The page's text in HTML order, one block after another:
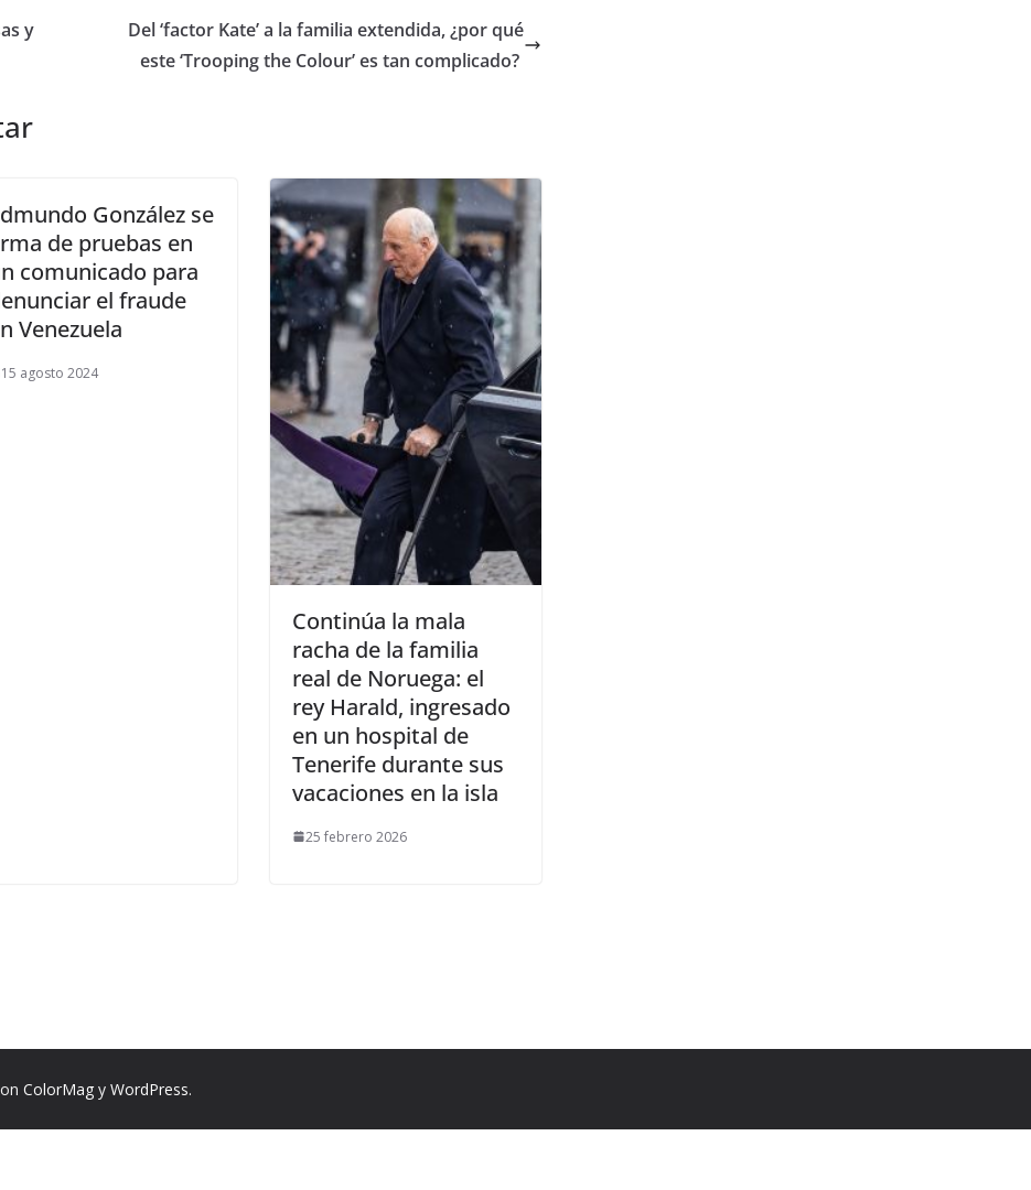
y
​Del ‘factor Kate’ a la familia extendida, ¿por qué
este ‘Trooping the Colour’ es tan complicado?
González se
de pruebas en
comunicado para
el fraude
Venezuela
15 agosto 2024
​Continúa la mala
racha de la familia
real de Noruega: el
rey Harald, ingresado
en un hospital de
Tenerife durante sus
vacaciones en la isla
25 febrero 2026
ColorMag y WordPress.